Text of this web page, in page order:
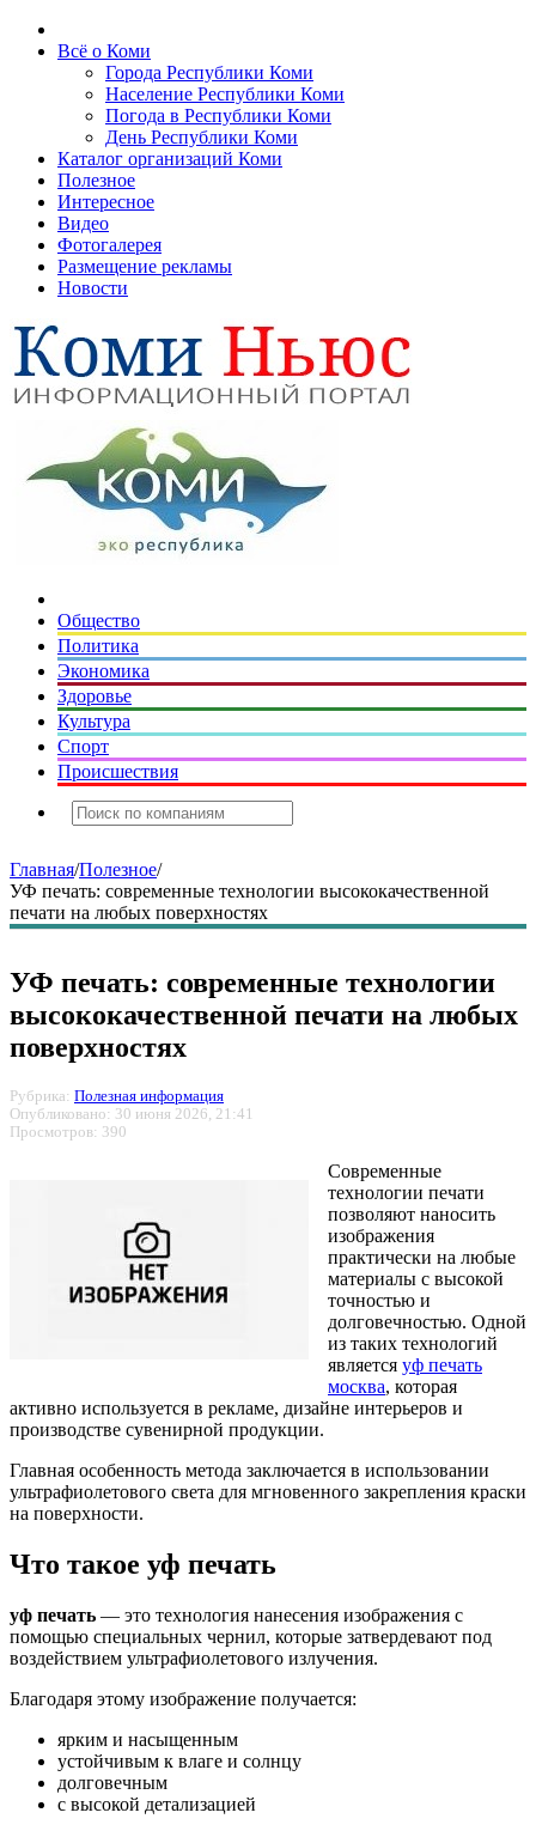
Всё о Коми
Города Республики Коми
Население Республики Коми
Погода в Республики Коми
День Республики Коми
Каталог организаций Коми
Полезное
Интересное
Видео
Фотогалерея
Размещение рекламы
Новости
Общество
Политика
Экономика
Здоровье
Культура
Спорт
Происшествия
Главная/Полезное/
УФ печать: современные технологии высококачественной
печати на любых поверхностях
УФ печать: современные технологии
высококачественной печати на любых
поверхностях
Рубрика: Полезная информация
Опубликовано: 30 июня 2026, 21:41
Просмотров: 390
Современные
технологии печати
позволяют наносить
изображения
практически на любые
материалы с высокой
точностью и
долговечностью. Одной
из таких технологий
является уф печать
москва, которая
активно используется в рекламе, дизайне интерьеров и
производстве сувенирной продукции.
Главная особенность метода заключается в использовании
ультрафиолетового света для мгновенного закрепления краски
на поверхности.
Что такое уф печать
уф печать — это технология нанесения изображения с
помощью специальных чернил, которые затвердевают под
воздействием ультрафиолетового излучения.
Благодаря этому изображение получается:
ярким и насыщенным
устойчивым к влаге и солнцу
долговечным
с высокой детализацией